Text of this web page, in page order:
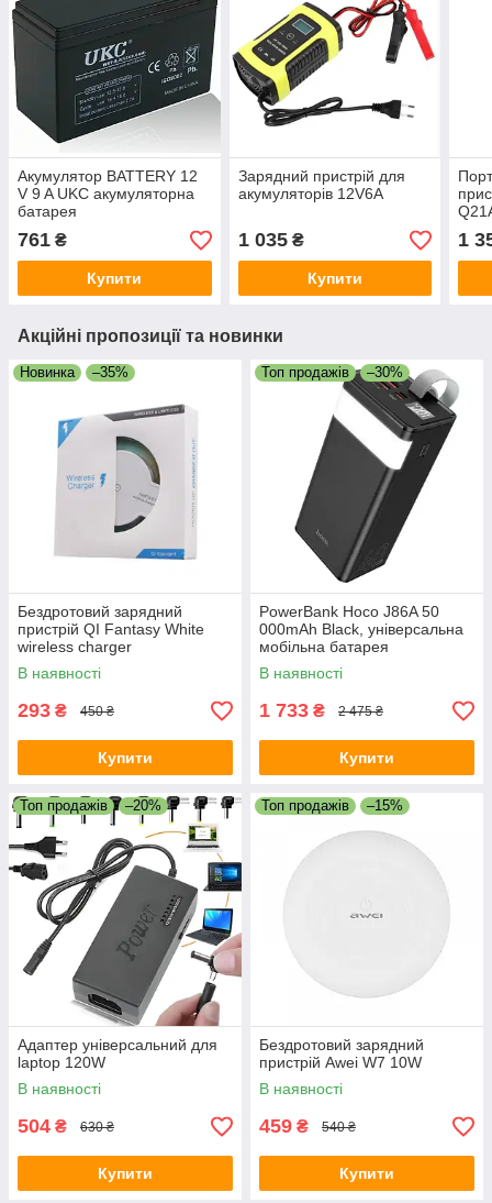
Акумулятор BATTERY 12
V 9 A UKC акумуляторна
батарея
761 ₴
Купити
Зарядний пристрій для
акумуляторів 12V6A
1 035₴
Купити
1
Акційні пропозиції та новинки
Новинка –35%
Бездротовий зарядний
пристрій QI Fantasy White
wireless charger
В наявності
293 ₴ 450 ₴
Купити
Топ продажів –30%
PowerBank Hoco J86A 50
000mAh Black, універсальна
мобільна батарея
В наявності
1 733 ₴ 2 475 ₴
Купити
Топ продажів –20%
Адаптер універсальний для
laptop 120W
В наявності
504 ₴ 630 ₴
Купити
Топ продажів –15%
Бездротовий зарядний
пристрій Awei W7 10W
В наявності
459 ₴ 540 ₴
Купити